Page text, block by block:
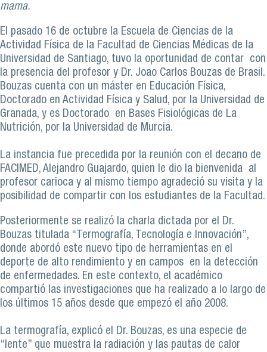
mama.
El pasado 16 de octubre la Escuela de Ciencias de la
Actividad Física de la Facultad de Ciencias Médicas de la
Universidad de Santiago, tuvo la oportunidad de contar con
la presencia del profesor y Dr. Joao Carlos Bouzas de Brasil.
Bouzas cuenta con un máster en Educación Física,
Doctorado en Actividad Física y Salud, por la Universidad de
Granada, y es Doctorado en Bases Fisiológicas de La
Nutrición, por la Universidad de Murcia.
La instancia fue precedida por la reunión con el decano de
FACIMED, Alejandro Guajardo, quien le dio la bienvenida al
profesor carioca y al mismo tiempo agradeció su visita y la
posibilidad de compartir con los estudiantes de la Facultad.
Posteriormente se realizó la charla dictada por el Dr.
Bouzas titulada “Termografía, Tecnología e Innovación”,
donde abordó este nuevo tipo de herramientas en el
deporte de alto rendimiento y en campos en la detección
de enfermedades. En este contexto, el académico
compartió las investigaciones que ha realizado a lo largo de
los últimos 15 años desde que empezó el año 2008.
La termografía, explicó el Dr. Bouzas, es una especie de
“lente” que muestra la radiación y las pautas de calor